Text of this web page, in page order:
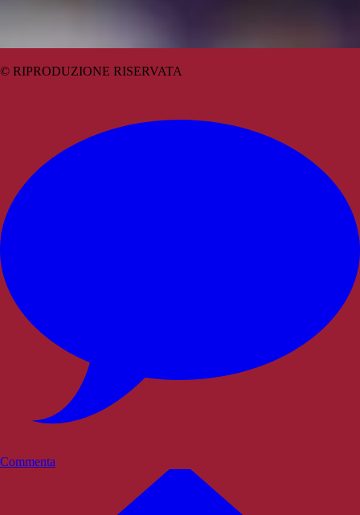
© RIPRODUZIONE RISERVATA
Commenta